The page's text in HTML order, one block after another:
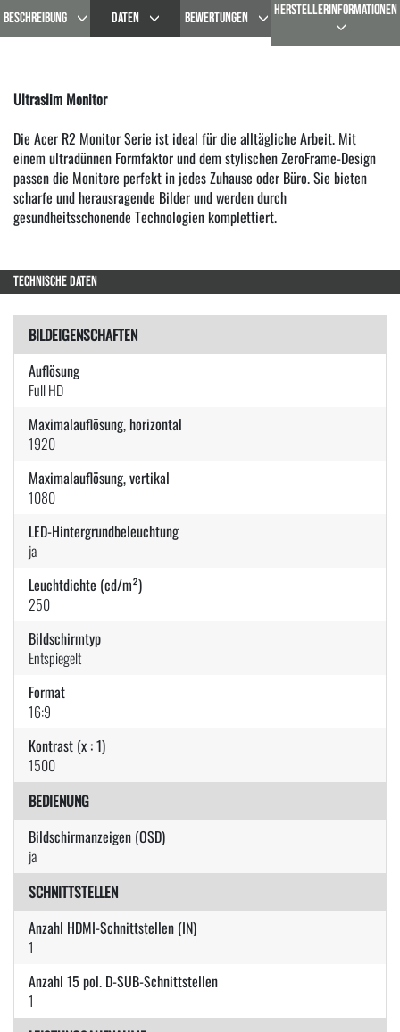
BESCHREIBUNG DATEN BEWERTUNGEN HERSTELLERINFORMATIONEN
Ultraslim Monitor
Die Acer R2 Monitor Serie ist ideal für die alltägliche Arbeit. Mit
einem ultradünnen Formfaktor und dem stylischen ZeroFrame-Design
passen die Monitore perfekt in jedes Zuhause oder Büro. Sie bieten
scharfe und herausragende Bilder und werden durch
gesundheitsschonende Technologien komplettiert.
TECHNISCHE DATEN
BILDEIGENSCHAFTEN
Auflösung
Full HD
Maximalauflösung, horizontal
1920
Maximalauflösung, vertikal
1080
LED-Hintergrundbeleuchtung
ja
Leuchtdichte (cd/m²)
250
Bildschirmtyp
Entspiegelt
Format
16:9
Kontrast (x : 1)
1500
BEDIENUNG
Bildschirmanzeigen (OSD)
ja
SCHNITTSTELLEN
Anzahl HDMI-Schnittstellen (IN)
1
Anzahl 15 pol. D-SUB-Schnittstellen
1